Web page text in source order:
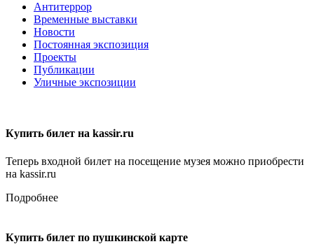
Антитеррор
Временные выставки
Новости
Постоянная экспозиция
Проекты
Публикации
Уличные экспозиции
Купить билет на kassir.ru
Теперь входной билет на посещение музея можно приобрести
на kassir.ru
Подробнее
Купить билет по пушкинской карте